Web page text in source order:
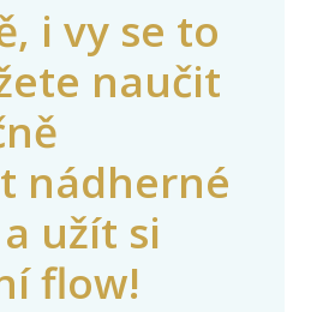
i vy se to
naučit
nádherné
užít si
flow!